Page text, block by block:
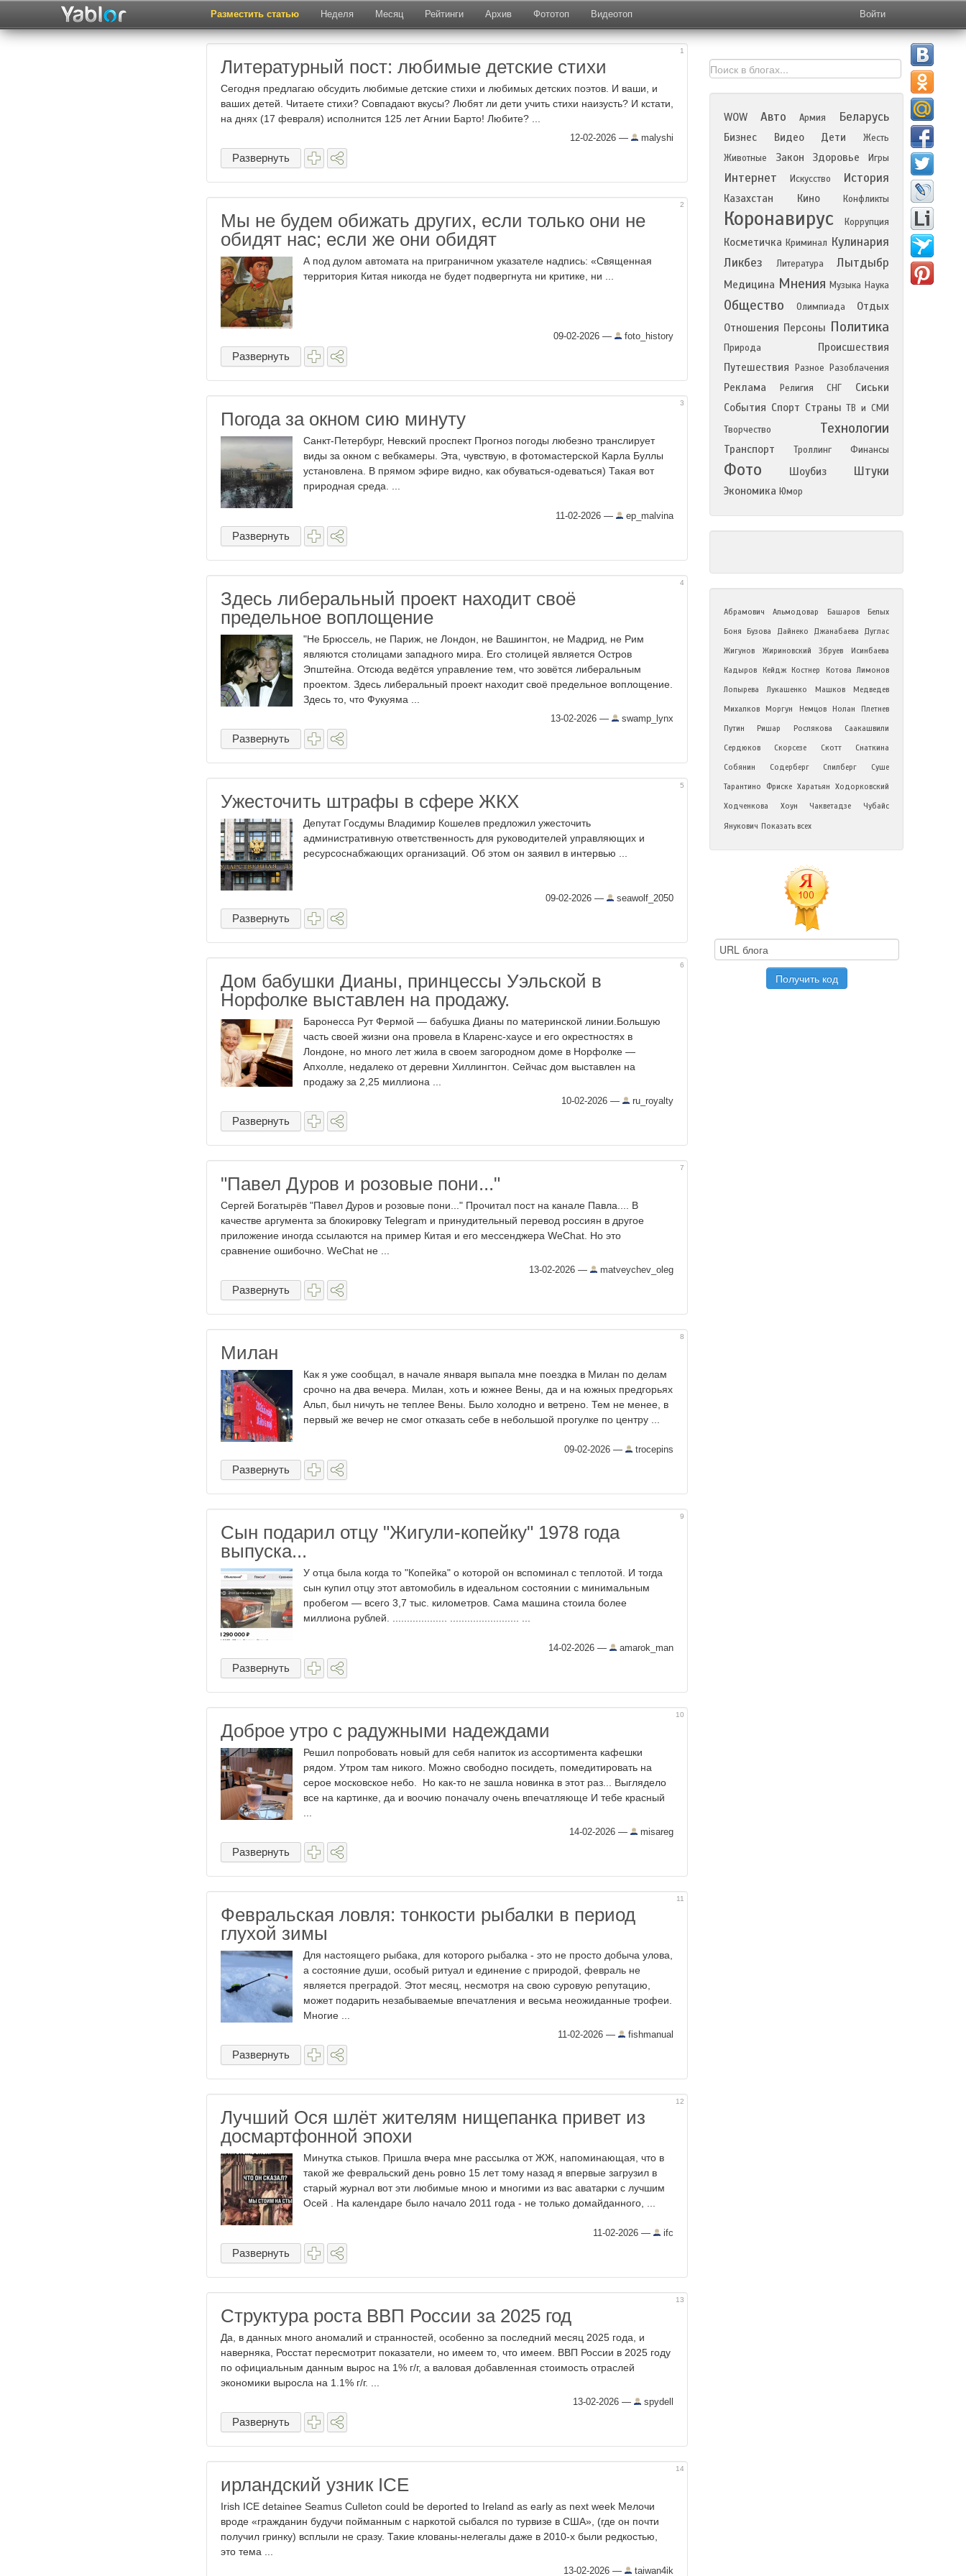
Разместить статью Неделя Месяц Рейтинги Архив Фототоп Видеотоп Войти
1
Литературный пост: любимые детские стихи
Сегодня предлагаю обсудить любимые детские стихи и любимых детских поэтов. И ваши, и
ваших детей. Читаете стихи? Совпадают вкусы? Любят ли дети учить стихи наизусть? И кстати,
на днях (17 февраля) исполнится 125 лет Агнии Барто! Любите? ...
12-02-2026 — malyshi
Развернуть
2
Мы не будем обижать других, если только они не
обидят нас; если же они обидят
А под дулом автомата на приграничном указателе надпись: «Священная
территория Китая никогда не будет подвергнута ни критике, ни ...
09-02-2026 — foto_history
Развернуть
3
Погода за окном сию минуту
Санкт-Петербург, Невский проспект Прогноз погоды любезно транслирует
виды за окном с вебкамеры. Эта, чувствую, в фотомастерской Карла Буллы
установлена. В прямом эфире видно, как обуваться-одеваться) Такая вот
природная среда. ...
11-02-2026 — ep_malvina
Развернуть
4
Здесь либеральный проект находит своё
предельное воплощение
"Не Брюссель, не Париж, не Лондон, не Вашингтон, не Мадрид, не Рим
являются столицами западного мира. Его столицей является Остров
Эпштейна. Отсюда ведётся управление тем, что зовётся либеральным
проектом. Здесь либеральный проект находит своё предельное воплощение.
Здесь то, что Фукуяма ...
13-02-2026 — swamp_lynx
Развернуть
5
Ужесточить штрафы в сфере ЖКХ
Депутат Госдумы Владимир Кошелев предложил ужесточить
административную ответственность для руководителей управляющих и
ресурсоснабжающих организаций. Об этом он заявил в интервью ...
09-02-2026 — seawolf_2050
Развернуть
6
Дом бабушки Дианы, принцессы Уэльской в
Норфолке выставлен на продажу.
Баронесса Рут Фермой — бабушка Дианы по материнской линии.Большую
часть своей жизни она провела в Кларенс-хаусе и его окрестностях в
Лондоне, но много лет жила в своем загородном доме в Норфолке —
Апхолле, недалеко от деревни Хиллингтон. Сейчас дом выставлен на
продажу за 2,25 миллиона ...
10-02-2026 — ru_royalty
Развернуть
7
"Павел Дуров и розовые пони..."
Сергей Богатырëв "Павел Дуров и розовые пони..." Прочитал пост на канале Павла.... В
качестве аргумента за блокировку Telegram и принудительный перевод россиян в другое
приложение иногда ссылаются на пример Китая и его мессенджера WeChat. Но это
сравнение ошибочно. WeChat не ...
13-02-2026 — matveychev_oleg
Развернуть
8
Милан
Как я уже сообщал, в начале января выпала мне поездка в Милан по делам
срочно на два вечера. Милан, хоть и южнее Вены, да и на южных предгорьях
Альп, был ничуть не теплее Вены. Было холодно и ветрено. Тем не менее, в
первый же вечер не смог отказать себе в небольшой прогулке по центру ...
09-02-2026 — trocepins
Развернуть
9
Сын подарил отцу "Жигули-копейку" 1978 года
выпуска...
У отца была когда то "Копейка" о которой он вспоминал с теплотой. И тогда
сын купил отцу этот автомобиль в идеальном состоянии с минимальным
пробегом — всего 3,7 тыс. километров. Сама машина стоила более
миллиона рублей. ................... ........................ ...
14-02-2026 — amarok_man
Развернуть
10
Доброе утро с радужными надеждами
Решил попробовать новый для себя напиток из ассортимента кафешки
рядом. Утром там никого. Можно свободно посидеть, помедитировать на
серое московское небо. Но как-то не зашла новинка в этот раз... Выглядело
все на картинке, да и воочию поначалу очень впечатляюще И тебе красный
14-02-2026 — misareg
Развернуть
11
Февральская ловля: тонкости рыбалки в период
глухой зимы
Для настоящего рыбака, для которого рыбалка - это не просто добыча улова,
а состояние души, особый ритуал и единение с природой, февраль не
является преградой. Этот месяц, несмотря на свою суровую репутацию,
может подарить незабываемые впечатления и весьма неожиданные трофеи.
Многие ...
11-02-2026 — fishmanual
Развернуть
12
Лучший Ося шлёт жителям нищепанка привет из
досмартфонной эпохи
Минутка стыков. Пришла вчера мне рассылка от ЖЖ, напоминающая, что в
такой же февральский день ровно 15 лет тому назад я впервые загрузил в
старый журнал вот эти любимые мною и многими из вас аватарки с лучшим
Осей . На календаре было начало 2011 года - не только домайданного, ...
11-02-2026 — ifc
Развернуть
13
Структура роста ВВП России за 2025 год
Да, в данных много аномалий и странностей, особенно за последний месяц 2025 года, и
наверняка, Росстат пересмотрит показатели, но имеем то, что имеем. ВВП России в 2025 году
по официальным данным вырос на 1% г/г, а валовая добавленная стоимость отраслей
экономики выросла на 1.1% г/г. ...
13-02-2026 — spydell
Развернуть
14
ирландский узник ICE
Irish ICE detainee Seamus Culleton could be deported to Ireland as early as next week Мелочи
вроде «гражданин будучи пойманным с наркотой сыбался по турвизе в США», (где он почти
получил гринку) всплыли не сразу. Такие клованы-нелегалы даже в 2010-х были редкостью,
это тема ...
13-02-2026 — taiwan4ik
WOW Авто Армия Беларусь
Бизнес Видео Дети
Жесть
Животные
Закон Здоровье Игры
Интернет Искусство История
Казахстан Кино Конфликты
Коронавирус Коррупция
Косметичка Криминал Кулинария
Ликбез
Литература Лытдыбр
Медицина Мнения Музыка Наука
Общество Олимпиада
Отдых
Отношения Персоны Политика
Природа
Происшествия
Путешествия
Разное Разоблачения
Реклама Религия СНГ
Сиськи
События Спорт Страны ТВ и СМИ
Творчество
Технологии
Транспорт Троллинг Финансы
Фото Шоубиз Штуки
Экономика Юмор
Абрамович Альмодовар Башаров
Белых
Боня
Бузова Дайнеко Джанабаева
Дуглас
Жигунов
Жириновский Збруев
Исинбаева
Кадыров
Кейдж Костнер Котова Лимонов
Лопырева
Лукашенко Машков
Медведев
Михалков
Моргун Немцов Нолан
Плетнев
Путин
Ришар Рослякова
Саакашвили
Сердюков
Скорсезе Скотт
Снаткина
Собянин
Содерберг Спилберг
Суше
Тарантино
Фриске Харатьян Ходорковский
Ходченкова
Хоун Чакветадзе
Чубайс
Янукович Показать всех